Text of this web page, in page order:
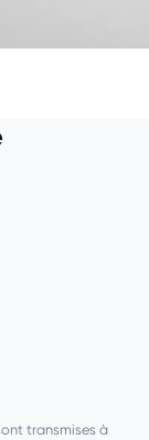
transmises à